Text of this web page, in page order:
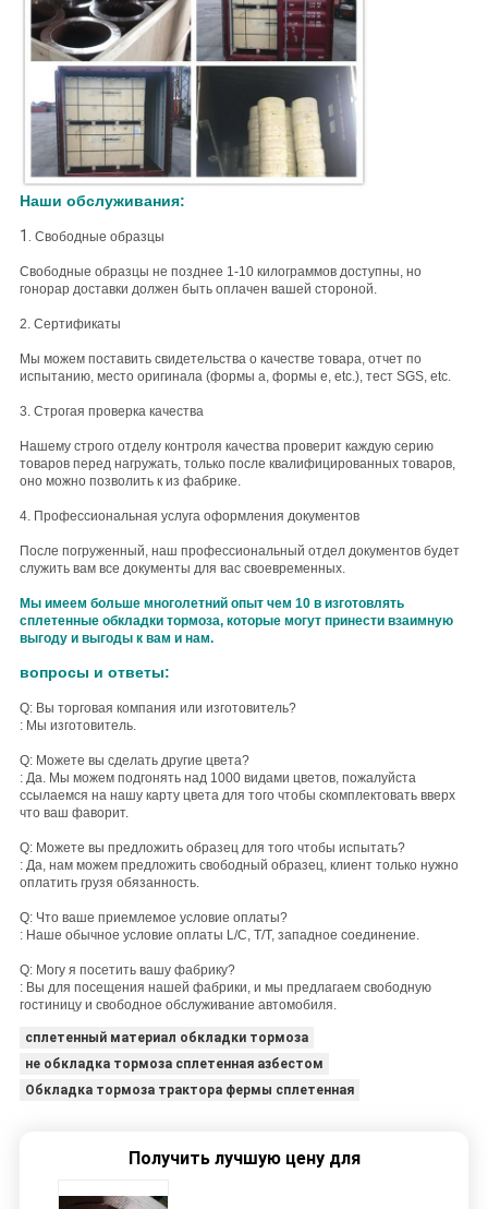
Наши обслуживания:
1. Свободные образцы
Свободные образцы не позднее 1-10 килограммов доступны, но
гонорар доставки должен быть оплачен вашей стороной.
2. Сертификаты
Мы можем поставить свидетельства о качестве товара, отчет по
испытанию, место оригинала (формы a, формы e, etc.), тест SGS, etc.
3. Строгая проверка качества
Нашему строго отделу контроля качества проверит каждую серию
товаров перед нагружать, только после квалифицированных товаров,
оно можно позволить к из фабрике.
4. Профессиональная услуга оформления документов
После погруженный, наш профессиональный отдел документов будет
служить вам все документы для вас своевременных.
Мы имеем больше многолетний опыт чем 10 в изготовлять
сплетенные обкладки тормоза, которые могут принести взаимную
выгоду и выгоды к вам и нам.
вопросы и ответы:
Q: Вы торговая компания или изготовитель?
: Мы изготовитель.
Q: Можете вы сделать другие цвета?
: Да. Мы можем подгонять над 1000 видами цветов, пожалуйста
ссылаемся на нашу карту цвета для того чтобы скомплектовать вверх
что ваш фаворит.
Q: Можете вы предложить образец для того чтобы испытать?
: Да, нам можем предложить свободный образец, клиент только нужно
оплатить грузя обязанность.
Q: Что ваше приемлемое условие оплаты?
: Наше обычное условие оплаты L/C, T/T, западное соединение.
Q: Могу я посетить вашу фабрику?
: Вы для посещения нашей фабрики, и мы предлагаем свободную
гостиницу и свободное обслуживание автомобиля.
сплетенный материал обкладки тормоза
не обкладка тормоза сплетенная азбестом
Обкладка тормоза трактора фермы сплетенная
Получить лучшую цену для